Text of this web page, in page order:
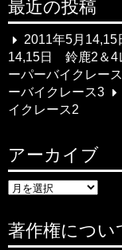
ー
シ
ョ
ン
最近の投稿
2011年5月
14,15日 鈴鹿2＆4
ーパーバイクレー
ーバイクレース3
イクレース2
アーカイブ
ア
ー
イ
ブ
著作権につい